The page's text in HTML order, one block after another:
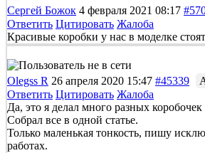
Сергей Божок 4 февраля 2021 08:17
Ответить Цитировать Жалоба
Красивые коробки у нас в моделке стоят
Olegss R 26 апреля 2020 15:47 #45339
Ответить Цитировать Жалоба
Да, это я делал много разных коробочек
Собрал все в одной статье.
Только маленькая тонкость, пишу
работах.